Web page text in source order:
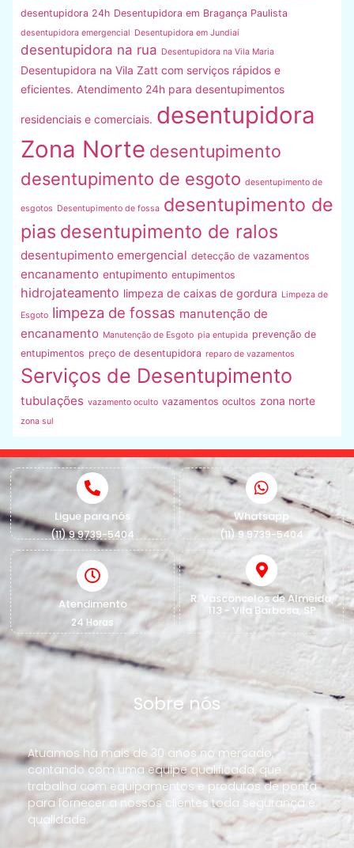
desentupidora 24h Desentupidora em Bragança Paulista
desentupidora emergencial Desentupidora em Jundiaí
desentupidora na rua Desentupidora na Vila Maria
Desentupidora na Vila Zatt com serviços rápidos e
eficientes. Atendimento 24h para desentupimentos
residenciais e comerciais. desentupidora
Zona Norte desentupimento
desentupimento de esgoto desentupimento de
esgotos Desentupimento de fossa desentupimento de
pias desentupimento de ralos
desentupimento emergencial detecção de vazamentos
encanamento entupimento entupimentos
hidrojateamento limpeza de caixas de gordura Limpeza de
Esgoto limpeza de fossas manutenção de
encanamento Manutenção de Esgoto pia entupida prevenção de
entupimentos preço de desentupidora reparo de vazamentos
Serviços de Desentupimento
tubulações vazamento oculto vazamentos ocultos zona norte
zona sul
Ligue para nós
(11) 9 9739-5404
Whatsapp
(11) 9 9739-5404
Atendimento
24 Horas
R. Vasconcelos de Almeida,
113 - Vila Barbosa, SP
Sobre nós
Atuamos há mais de 30 anos no mercado,
contando com uma equipe qualificada, que
trabalha com equipamentos e produtos de ponta
para fornecer a nossos clientes toda segurança e
qualidade.